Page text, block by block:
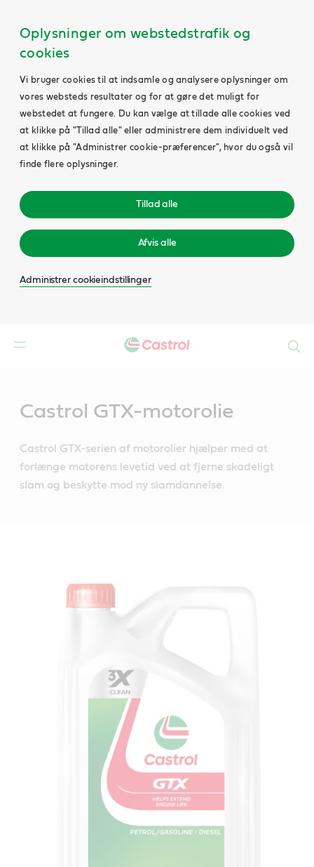
Oplysninger om webstedstrafik og
cookies
Vi bruger cookies til at indsamle og analysere oplysninger om
vores websteds resultater og for at gøre det muligt for
webstedet at fungere. Du kan vælge at tillade alle cookies ved
at klikke på "Tillad alle" eller administrere dem individuelt ved
at klikke på "Administrer cookie-præferencer", hvor du også vil
finde flere oplysninger.
Tillad alle
Afvis alle
Administrer cookieindstillinger
Castrol GTX-motorolie
Castrol GTX-serien af motorolier hjælper med at
forlænge motorens levetid ved at fjerne skadeligt
slam og beskytte mod ny slamdannelse.